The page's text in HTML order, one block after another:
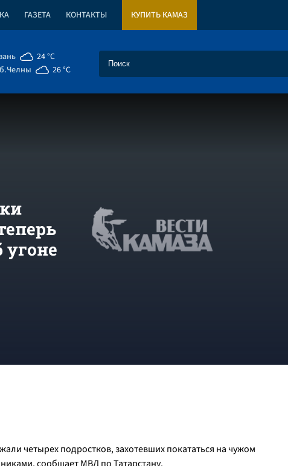
ГАЗЕТА КОНТАКТЫ КУПИТЬ КАМАЗ
24 °C
26 °C
угоне
четырех подростков, захотевших покататься на чужом